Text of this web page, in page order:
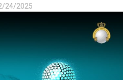
24/2025